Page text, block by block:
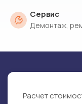
Сервис
Демонтаж,
Расчет